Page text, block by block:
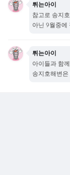
튀는아이
참고로 송지
아닌 9월중에
튀는아이
아이들과 함
송지호해변은